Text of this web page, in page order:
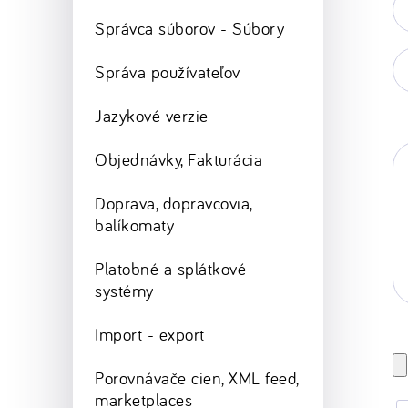
Správca súborov - Súbory
Správa používateľov
Jazykové verzie
Objednávky, Fakturácia
Doprava, dopravcovia,
balíkomaty
Platobné a splátkové
systémy
Import - export
Porovnávače cien, XML feed,
marketplaces